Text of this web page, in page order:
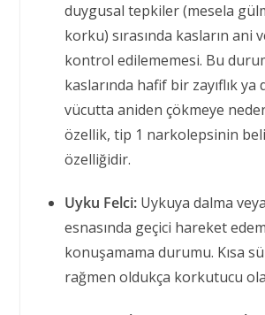
duygusal tepkiler (mesela
korku) sırasında kasların ani
kontrol edilememesi. Bu
kaslarında hafif bir zayıflık ya
vücutta aniden çökmeye
özellik, tip 1 narkolepsinin
özelliğidir.
Uyku Felci: Uykuya dalma
esnasında geçici hareket
konuşamama durumu. Kısa
rağmen oldukça korkutucu